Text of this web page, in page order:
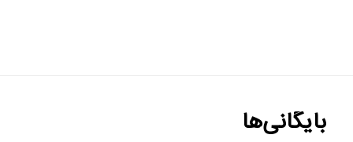
بایگانی‌ها